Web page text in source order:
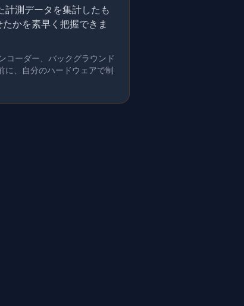
計測データを集計したも
かを素早く把握できま
コーダー、バックグラウンド
に、自分のハードウェアで制